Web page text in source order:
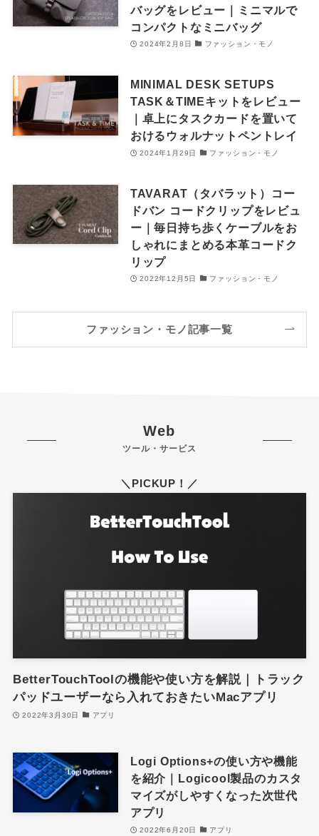
バッグをレビュー｜ミニマルで
コンパクトなミニバッグ
2024年2月8日 ファッション・モノ
MINIMAL DESK SETUPS
TASK＆TIMEキットをレビュー
｜卓上にタスクカードを置いて
おけるウォルナットペントレイ
2024年1月29日 ファッション・モノ
TAVARAT（タバラット）コー
ドバン コードクリップをレビュ
ー｜毎日持ち歩くケーブルをお
しゃれにまとめる本革コードク
リップ
2022年12月5日 ファッション・モノ
ファッション・モノ記事一覧
Web
ツール・サービス
＼PICKUP！／
BetterTouchToolの機能や使い方を解説｜トラック
パッドユーザーなら入れておきたいMacアプリ
2022年3月30日 アプリ
Logi Options+の使い方や機能
を紹介｜Logicool製品のカスタ
マイズがしやすくなった次世代
アプリ
2022年6月20日 アプリ